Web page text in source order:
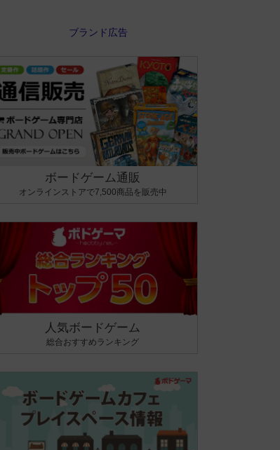
ボードゲーム通販
オンラインストアで7,500商品を販売中
人気ボードゲーム
総合おすすめランキング